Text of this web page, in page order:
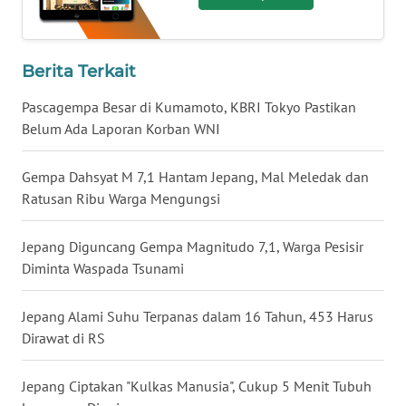
Berita Terkait
Pascagempa Besar di Kumamoto, KBRI Tokyo Pastikan
Belum Ada Laporan Korban WNI
Gempa Dahsyat M 7,1 Hantam Jepang, Mal Meledak dan
Ratusan Ribu Warga Mengungsi
Jepang Diguncang Gempa Magnitudo 7,1, Warga Pesisir
Diminta Waspada Tsunami
Jepang Alami Suhu Terpanas dalam 16 Tahun, 453 Harus
Dirawat di RS
Jepang Ciptakan "Kulkas Manusia", Cukup 5 Menit Tubuh
WN
BABEL
SUMBAR
SUMSEL
BENGKULU
WN
LAMPUNG
WN
JATENG